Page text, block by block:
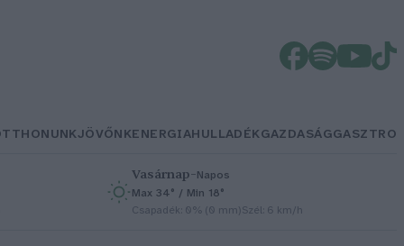
JÖVŐNKENERGIAHULLADÉKGAZDASÁGGASZTRO
Vasárnap–Napos
Max 34° / Min 18°
Csapadék: 0% (0 mm)Szél: 6 km/h